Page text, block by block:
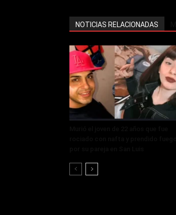
NOTICIAS RELACIONADAS